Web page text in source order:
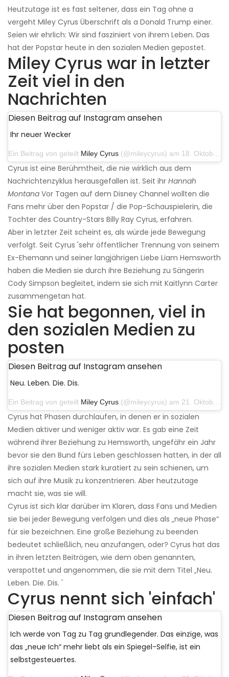
Heutzutage ist es fast seltener, dass ein Tag ohne a
vergeht Miley Cyrus Überschrift als a Donald Trump einer.
Seien wir ehrlich: Wir sind fasziniert von ihrem Leben. Das
hat der Popstar heute in den sozialen Medien gepostet.
Miley Cyrus war in letzter
Zeit viel in den
Nachrichten
Diesen Beitrag auf Instagram ansehen
Ihr neuer Wecker
Ein Beitrag von geteilt Miley Cyrus (@mileycyrus) am 18. Oktober 2019 um 19:03 Uhr PDT
Cyrus ist eine Berühmtheit, die nie wirklich aus dem
Nachrichtenzyklus herausgefallen ist. Seit ihr Hannah
Montana Vor Tagen auf dem Disney Channel wollten die
Fans mehr über den Popstar / die Pop-Schauspielerin, die
Tochter des Country-Stars Billy Ray Cyrus, erfahren.
Aber in letzter Zeit scheint es, als würde jede Bewegung
verfolgt. Seit Cyrus 'sehr öffentlicher Trennung von seinem
Ex-Ehemann und seiner langjährigen Liebe Liam Hemsworth
haben die Medien sie durch ihre Beziehung zu Sängerin
Cody Simpson begleitet, indem sie sich mit Kaitlynn Carter
zusammengetan hat.
Sie hat begonnen, viel in
den sozialen Medien zu
posten
Diesen Beitrag auf Instagram ansehen
Neu. Leben. Die. Dis.
Ein Beitrag von geteilt Miley Cyrus (@mileycyrus) am 21. Oktober 2019 um 12:31 Uhr PDT
Cyrus hat Phasen durchlaufen, in denen er in sozialen
Medien aktiver und weniger aktiv war. Es gab eine Zeit
während ihrer Beziehung zu Hemsworth, ungefähr ein Jahr
bevor sie den Bund fürs Leben geschlossen hatten, in der all
ihre sozialen Medien stark kuratiert zu sein schienen, um
sich auf ihre Musik zu konzentrieren. Aber heutzutage
macht sie, was sie will.
Cyrus ist sich klar darüber im Klaren, dass Fans und Medien
sie bei jeder Bewegung verfolgen und dies als „neue Phase“
für sie bezeichnen. Eine große Beziehung zu beenden
bedeutet schließlich, neu anzufangen, oder? Cyrus hat das
in ihren letzten Beiträgen, wie dem oben genannten,
verspottet und angenommen, die sie mit dem Titel „Neu.
Leben. Die. Dis. '
Cyrus nennt sich 'einfach'
Diesen Beitrag auf Instagram ansehen
Ich werde von Tag zu Tag grundlegender. Das einzige, was
das „neue Ich“ mehr liebt als ein Spiegel-Selfie, ist ein
selbstgesteuertes.